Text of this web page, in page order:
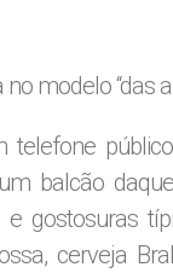
modelo “das
balcão
e gostosuras
cerveja